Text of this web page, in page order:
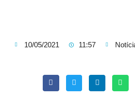
10/05/2021 11:57